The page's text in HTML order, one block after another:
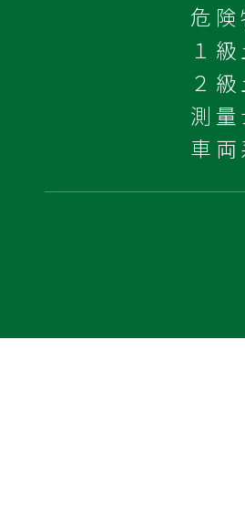
危
１
２
測量
車